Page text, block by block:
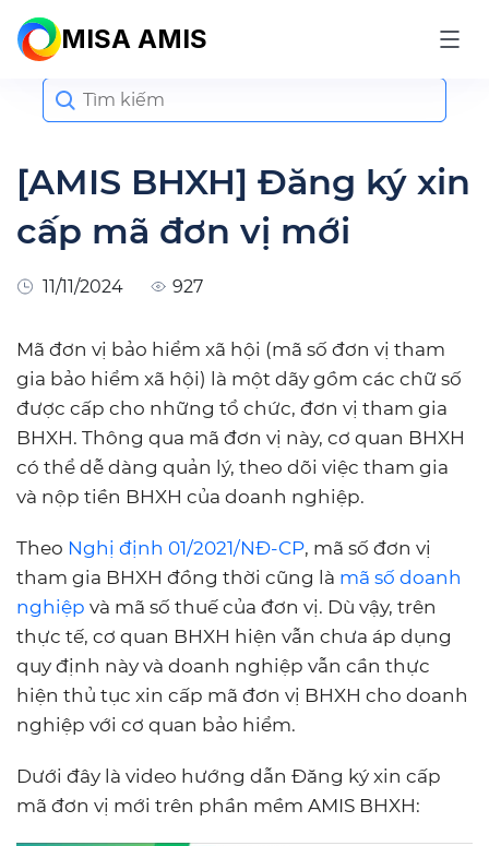
MISA AMIS
Search
for:
[AMIS BHXH] Đăng ký xin
cấp mã đơn vị mới
11/11/2024 927
Mã đơn vị bảo hiểm xã hội (mã số đơn vị tham
gia bảo hiểm xã hội) là một dãy gồm các chữ số
được cấp cho những tổ chức, đơn vị tham gia
BHXH. Thông qua mã đơn vị này, cơ quan BHXH
có thể dễ dàng quản lý, theo dõi việc tham gia
và nộp tiền BHXH của doanh nghiệp.
Theo Nghị định 01/2021/NĐ-CP, mã số đơn vị
tham gia BHXH đồng thời cũng là mã số doanh
nghiệp và mã số thuế của đơn vị. Dù vậy, trên
thực tế, cơ quan BHXH hiện vẫn chưa áp dụng
quy định này và doanh nghiệp vẫn cần thực
hiện thủ tục xin cấp mã đơn vị BHXH cho doanh
nghiệp với cơ quan bảo hiểm.
Dưới đây là video hướng dẫn Đăng ký xin cấp
mã đơn vị mới trên phần mềm AMIS BHXH: